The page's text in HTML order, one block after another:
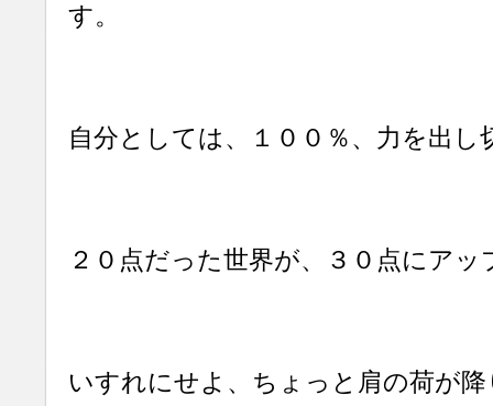
す。
自分としては、１００％、力を出し
２０点だった世界が、３０点にア
いすれにせよ、ちょっと肩の荷が降